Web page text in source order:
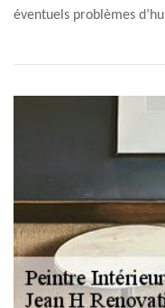
éventuels problèmes